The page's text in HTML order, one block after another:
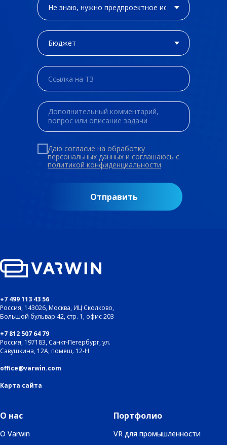
Даю согласие на обработку
персональных данных и соглашаюсь c
политикой конфиденциальности
Отправить
+7 499 113 43 56
Россия, 143026, Москва, ИЦ Сколково,
Большой бульвар 42, стр. 1, офис 203
+7 812 507 64 79
Россия, 197183, Санкт-Петербург, ул.
Савушкина, 12А, помещ. 12-Н
office@varwin.com
Карта сайта
О нас
О Varwin
Портфолио
VR для промышленности